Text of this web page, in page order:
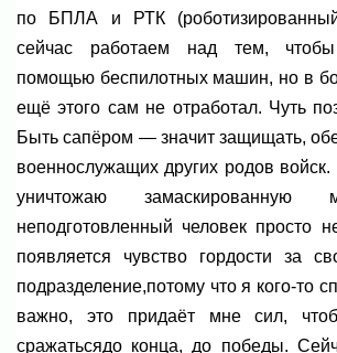
по БПЛА и РТК
сейчас работаем над тем,
помощью беспилотных машин, но в
ещё этого сам не отработал. Чуть
Быть сапёром — значит защищать,
военнослужащих других родов войск.
уничтожаю замаскированную
неподготовленный человек просто
появляется чувство гордости за
подразделение,потому что я кого-то
важно, это придаёт мне сил,
сражатьсядо конца, до победы.